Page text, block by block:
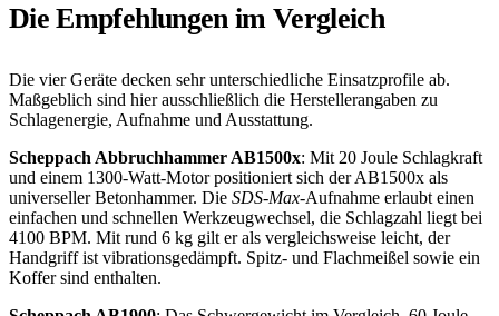
Die Empfehlungen im Vergleich
Die vier Geräte decken sehr unterschiedliche Einsatzprofile ab.
Maßgeblich sind hier ausschließlich die Herstellerangaben zu
Schlagenergie, Aufnahme und Ausstattung.
Scheppach Abbruchhammer AB1500x: Mit 20 Joule Schlagkraft
und einem 1300-Watt-Motor positioniert sich der AB1500x als
universeller Betonhammer. Die SDS-Max-Aufnahme erlaubt einen
einfachen und schnellen Werkzeugwechsel, die Schlagzahl liegt bei
4100 BPM. Mit rund 6 kg gilt er als vergleichsweise leicht, der
Handgriff ist vibrationsgedämpft. Spitz- und Flachmeißel sowie ein
Koffer sind enthalten.